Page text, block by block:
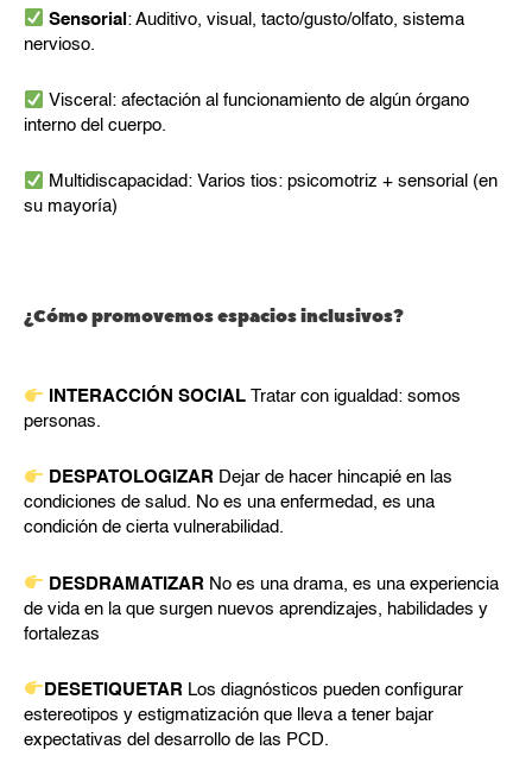
Sensorial : Auditivo, visual, tacto/gusto/olfato, sistema
nervioso.
Visceral: afectación al funcionamiento de algún órgano
interno del cuerpo.
Multidiscapacidad: Varios tios: psicomotriz + sensorial (en
su mayoría)
¿Cómo promovemos espacios inclusivos?
INTERACCIÓN SOCIAL Tratar con igualdad: somos
personas.
DESPATOLOGIZAR Dejar de hacer hincapié en las
condiciones de salud. No es una enfermedad, es una
condición de cierta vulnerabilidad.
DESDRAMATIZAR No es una drama, es una experiencia
de vida en la que surgen nuevos aprendizajes, habilidades y
fortalezas
DESETIQUETAR Los diagnósticos pueden configurar
estereotipos y estigmatización que lleva a tener bajar
expectativas del desarrollo de las PCD.